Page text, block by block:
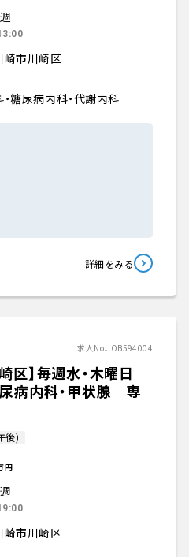
崎市川崎区
糖尿病内科・代謝内科
詳細をみる
求人No.JOB594004
区】毎週水・木曜日
内科・甲状腺 専
後)
円
崎市川崎区